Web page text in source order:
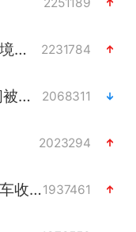
马斯克拒绝乌用星链打击俄境内目标 2231784
西湖突现狂风暴雨 游客瞬间被浇透 2068311
2023294
新疆景区自驾服务费改为按车收费1937461